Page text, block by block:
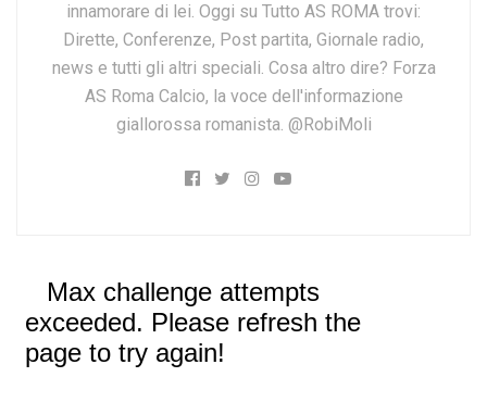
innamorare di lei. Oggi su Tutto AS ROMA trovi:
Dirette, Conferenze, Post partita, Giornale radio,
news e tutti gli altri speciali. Cosa altro dire? Forza
AS Roma Calcio, la voce dell'informazione
giallorossa romanista. @RobiMoli